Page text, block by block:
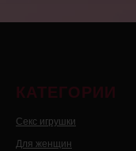
КАТЕГОРИИ
Секс игрушки
Для женщин